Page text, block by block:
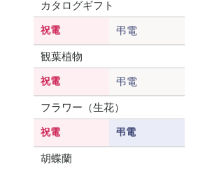
カタログギフト
祝電 弔電
観葉植物
祝電 弔電
フラワー（生花）
祝電 弔電
胡蝶蘭